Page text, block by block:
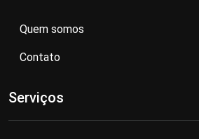
Quem somos
Contato
Serviços